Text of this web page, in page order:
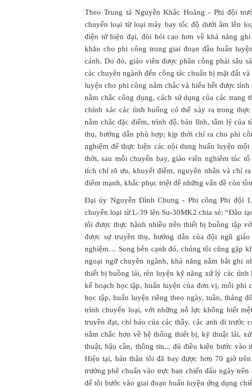
Theo Trung tá Nguyễn Khắc Hoàng - Phi đội
chuyển loại từ loại máy bay tốc độ dưới âm lên
điện tử hiện đại, đòi hỏi cao hơn về khả năng
khăn cho phi công trong giai đoạn đầu huấn
cánh. Do đó, giáo viên được phân công phải sâu
các chuyên ngành đến công tác chuẩn bị mặt đất
luyện cho phi công nắm chắc và hiểu hết được
nắm chắc công dụng, cách sử dụng của các
chính xác các tình huống có thể xảy ra trong
nắm chắc đặc điểm, trình độ, bản lĩnh, tâm lý của
thụ, hướng dẫn phù hợp; kịp thời chỉ ra cho phi
nghiệm để thực hiện các nội dung huấn luyện
thời, sau mỗi chuyến bay, giáo viên nghiêm túc
tích chỉ rõ ưu, khuyết điểm, nguyên nhân và chỉ
điểm mạnh, khắc phục triệt để những vấn đề còn
Đại úy Nguyễn Đình Chung - Phi công Phi đội
chuyển loại từ L-39 lên Su-30MK2 chia sẻ: “Đào
tôi được thực hành nhiều trên thiết bị buồng tập
được sự truyền thụ, hướng dẫn của đội ngũ
nghiệm… Song bên cạnh đó, chúng tôi cũng gặp
ngoại ngữ chuyên ngành, khả năng nắm bắt ghi
thiết bị buồng lái, rèn luyện kỹ năng xử lý các
kế hoạch học tập, huấn luyện của đơn vị, mỗi phi
học tập, huấn luyện riêng theo ngày, tuần, tháng
trình chuyển loại, với những nỗ lực không biết
truyền đạt, chỉ bảo của các thầy, các anh đi trước
nắm chắc hơn về hệ thống thiết bị, kỹ thuật lái,
thuật, hậu cần, thông tin... đủ điều kiện bước vào
Hiện tại, bản thân tôi đã bay được hơn 70 giờ
trưởng phê chuẩn vào trực ban chiến đấu ngày
để tôi bước vào giai đoạn huấn luyện ứng dụng